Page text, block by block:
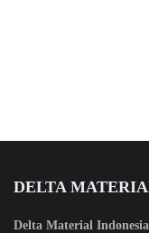
DELTA
Delta Material Indonesia